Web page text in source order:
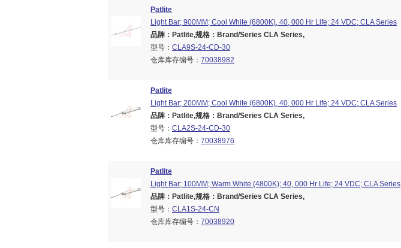
Patlite
Light Bar; 900MM; Cool White (6800K), 40, 000 Hr Life; 24 VDC; CLA Series
品牌：Patlite,规格：Brand/Series CLA Series,
型号： CLA9S-24-CD-30
仓库库存编号： 70038982
Patlite
Light Bar; 200MM; Cool White (6800K), 40, 000 Hr Life; 24 VDC; CLA Series
品牌：Patlite,规格：Brand/Series CLA Series,
型号： CLA2S-24-CD-30
仓库库存编号： 70038976
Patlite
Light Bar; 100MM; Warm White (4800K); 40, 000 Hr Life; 24 VDC; CLA Series
品牌：Patlite,规格：Brand/Series CLA Series,
型号： CLA1S-24-CN
仓库库存编号： 70038920